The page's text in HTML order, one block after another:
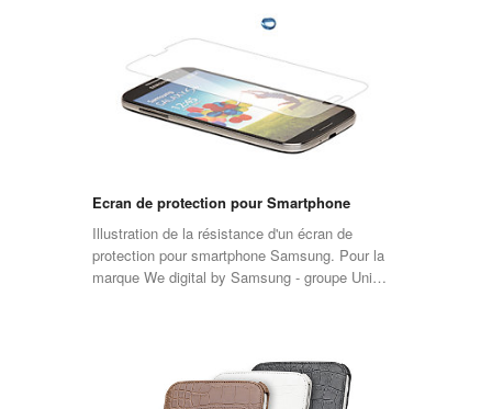
Ecran de protection pour Smartphone
Illustration de la résistance d'un écran de
protection pour smartphone Samsung. Pour la
marque We digital by Samsung - groupe Uni…